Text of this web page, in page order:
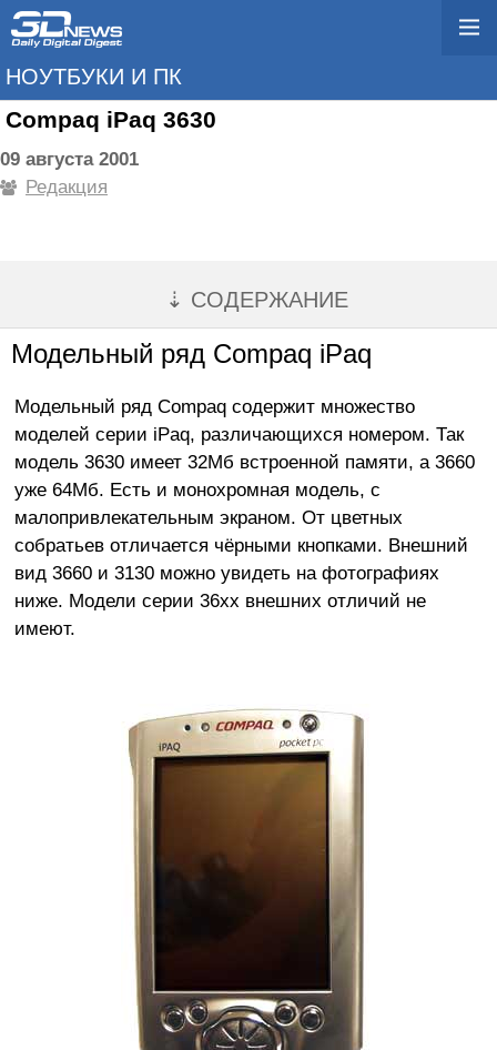
НОУТБУКИ И ПК
Compaq iPaq 3630
09 августа 2001
Редакция
⇣ СОДЕРЖАНИЕ
Модельный ряд Compaq iPaq
Модельный ряд Compaq содержит множество
моделей серии iPaq, различающихся номером. Так
модель 3630 имеет 32Мб встроенной памяти, а 3660
уже 64Мб. Есть и монохромная модель, с
малопривлекательным экраном. От цветных
собратьев отличается чёрными кнопками. Внешний
вид 3660 и 3130 можно увидеть на фотографиях
ниже. Модели серии 36xx внешних отличий не
имеют.